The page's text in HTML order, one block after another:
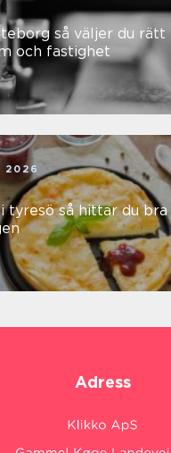
du rätt installatör
och fastighet
hittar du bra mat i
Adress